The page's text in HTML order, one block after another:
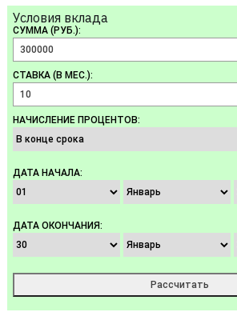
Условия вклада
СУММА (РУБ.):
СТАВКА (В МЕС.):
НАЧИСЛЕНИЕ ПРОЦЕНТОВ:
ДАТА НАЧАЛА:
ДАТА ОКОНЧАНИЯ: